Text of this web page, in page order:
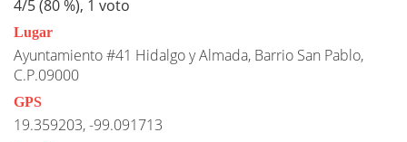
4/5 (80%), 1 voto
Lugar
Ayuntamiento #41 Hidalgo y Almada, Barrio San Pablo,
C.P.09000
GPS
19.359203, -99.091713